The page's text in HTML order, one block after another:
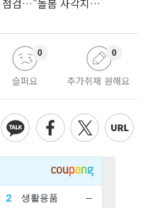
한성숙, 방학 중 초등돌봄 현장 점검…"돌봄 사각지대 없애야"
슬퍼요
0
추가취재 원해요
0